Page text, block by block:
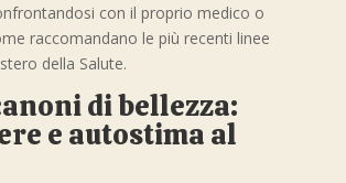
con il proprio medico o
raccomandano le più recenti linee
della Salute.
di bellezza:
e autostima al